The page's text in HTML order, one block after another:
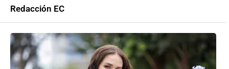
Redacción EC